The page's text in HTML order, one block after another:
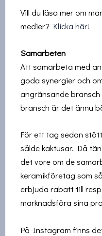
Vill du läsa mer om
medier? Klicka här!
Samarbeten
Att samarbeta med
goda synergier och
angränsande
bransch är det ännu
För ett tag sedan
sålde kaktusar. Då
det vore om de
keramikföretag som
erbjuda rabatt till
marknadsföra sina
På Instagram finns